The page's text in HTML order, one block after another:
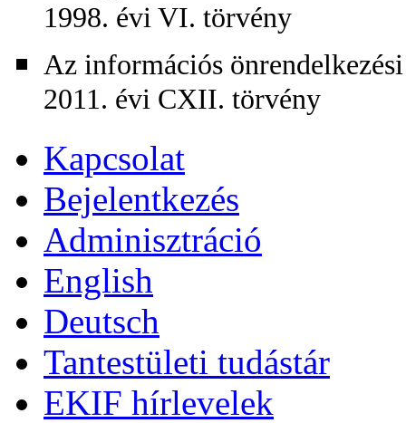
1998. évi VI. törvény
Az információs
2011. évi CXII. törvény
Kapcsolat
Bejelentkezés
Adminisztráció
English
Deutsch
Tantestületi tudástár
EKIF hírlevelek